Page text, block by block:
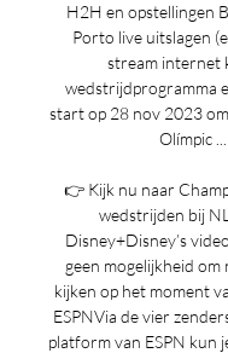
H2H en opstellingen
Porto live uitslagen
stream internet
wedstrijdprogramma
start op 28 nov 2023
Olímpic ...
👉 Kijk nu naar
wedstrijden bij
Disney+Disney’s
geen mogelijkheid
kijken op het moment
ESPNVia de vier
platform van ESPN kun